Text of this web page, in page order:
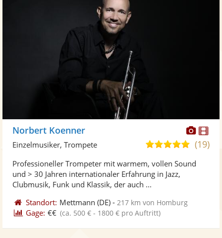
Norbert Koenner
5,0
5
(19)
Einzelmusiker, Trompete
Professioneller Trompeter mit warmem, vollen Sound
und > 30 Jahren internationaler Erfahrung in Jazz,
Clubmusik, Funk und Klassik, der auch ...
Standort: Mettmann (DE) - 217 km von Homburg
Gage: €€ (ca. 500 € - 1800 € pro Auftritt)